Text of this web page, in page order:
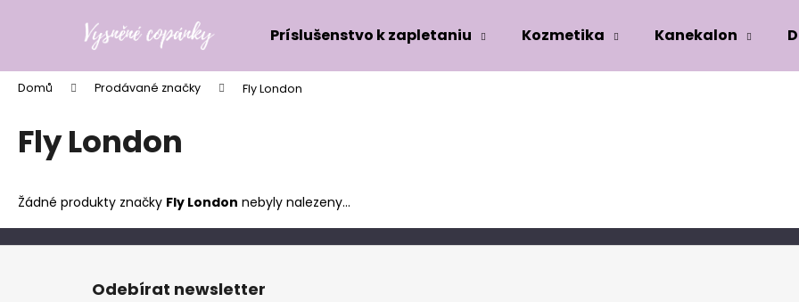
Príslušenstvo k zapletaniu Kozmetika Kanekalon
Domů Prodávané značky Fly London
Fly London
Žádné produkty značky Fly London nebyly nalezeny...
í
Zpět
do
obchodu
Zpět
do
obchodu
Doporučujeme
Z
Odebírat newsletter